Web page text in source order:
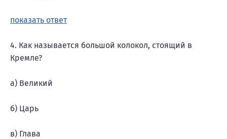
показать ответ
4. Как называется большой колокол, стоящий в
Кремле?
а) Великий
б) Царь
в) Глава